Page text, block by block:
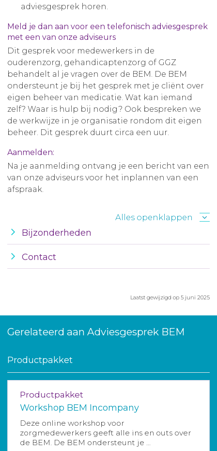
adviesgesprek horen.
Meld je dan aan voor een telefonisch adviesgesprek
met een van onze adviseurs
Dit gesprek voor medewerkers in de
ouderenzorg, gehandicaptenzorg of GGZ
behandelt al je vragen over de BEM. De BEM
ondersteunt je bij het gesprek met je cliënt over
eigen beheer van medicatie. Wat kan iemand
zelf? Waar is hulp bij nodig? Ook bespreken we
de werkwijze in je organisatie rondom dit eigen
beheer. Dit gesprek duurt circa een uur.
Aanmelden:
Na je aanmelding ontvang je een bericht van een
van onze adviseurs voor het inplannen van een
afspraak.
Alles openklappen
Bijzonderheden
Contact
Laatst gewijzigd op 5 juni 2025
Gerelateerd aan Adviesgesprek BEM
Productpakket
Productpakket
Workshop BEM Incompany
Deze online workshop voor
zorgmedewerkers geeft alle ins en outs over
de BEM. De BEM ondersteunt je ...